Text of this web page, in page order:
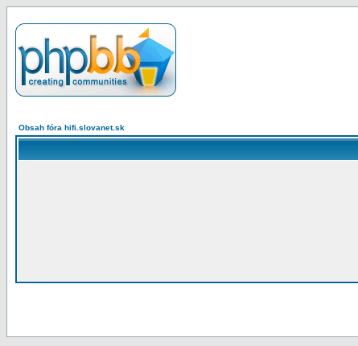
Obsah fóra hifi.slovanet.sk